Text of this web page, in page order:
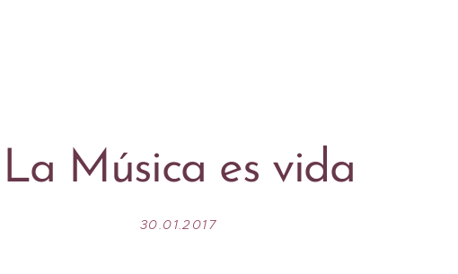
La Música es vida
30.01.2017